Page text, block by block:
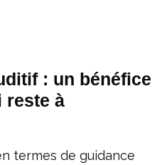
: un bénéfice
reste à
termes de guidance